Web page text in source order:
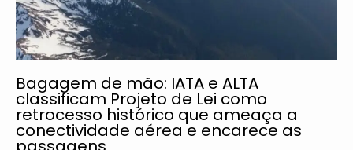
Bagagem de mão: IATA e ALTA
classificam Projeto de Lei como
retrocesso histórico que ameaça a
conectividade aérea e encarece as